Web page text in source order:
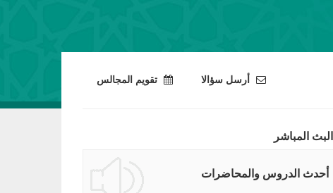
أرسل سؤالا تقويم المجالس
البث المباشر
أحدث الدروس والمحاضرات